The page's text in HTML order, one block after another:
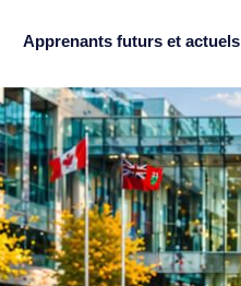
Apprenants futurs et actuels